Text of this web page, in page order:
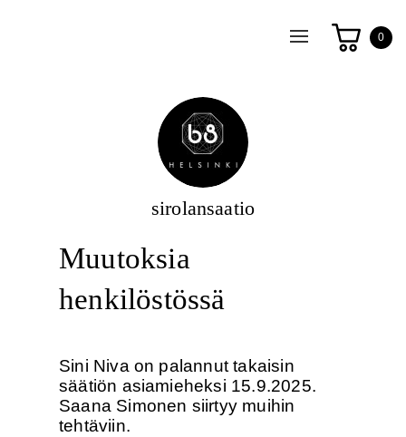
Toggle
0
sirolansaatio
Muutoksia
henkilöstössä
Sini Niva on palannut takaisin
säätiön asiamieheksi 15.9.2025.
Saana Simonen siirtyy muihin
tehtäviin.